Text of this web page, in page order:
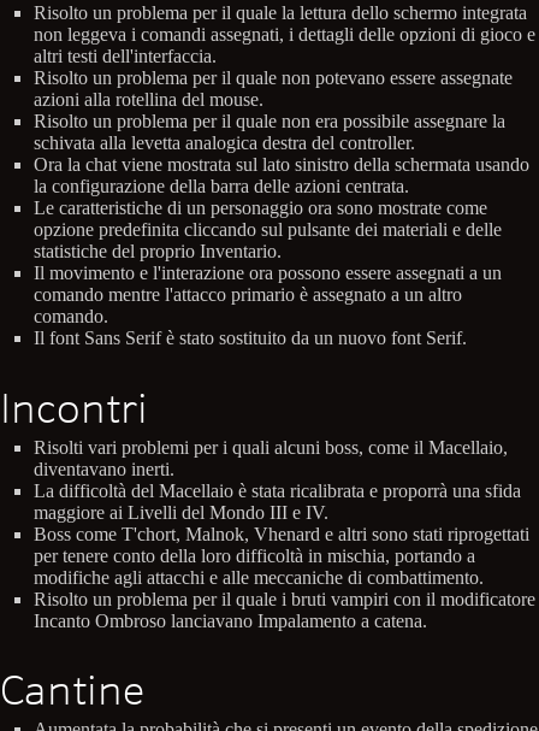
Risolto un problema per il quale la lettura dello schermo integrata
non leggeva i comandi assegnati, i dettagli delle opzioni di gioco e
altri testi dell'interfaccia.
Risolto un problema per il quale non potevano essere assegnate
azioni alla rotellina del mouse.
Risolto un problema per il quale non era possibile assegnare la
schivata alla levetta analogica destra del controller.
Ora la chat viene mostrata sul lato sinistro della schermata usando
la configurazione della barra delle azioni centrata.
Le caratteristiche di un personaggio ora sono mostrate come
opzione predefinita cliccando sul pulsante dei materiali e delle
statistiche del proprio Inventario.
Il movimento e l'interazione ora possono essere assegnati a un
comando mentre l'attacco primario è assegnato a un altro
comando.
Il font Sans Serif è stato sostituito da un nuovo font Serif.
Incontri
Risolti vari problemi per i quali alcuni boss, come il Macellaio,
diventavano inerti.
La difficoltà del Macellaio è stata ricalibrata e proporrà una sfida
maggiore ai Livelli del Mondo III e IV.
Boss come T'chort, Malnok, Vhenard e altri sono stati riprogettati
per tenere conto della loro difficoltà in mischia, portando a
modifiche agli attacchi e alle meccaniche di combattimento.
Risolto un problema per il quale i bruti vampiri con il modificatore
Incanto Ombroso lanciavano Impalamento a catena.
Cantine